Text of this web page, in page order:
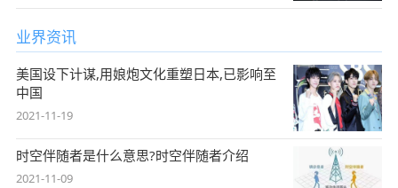
业界资讯
美国设下计谋,用娘炮文化重塑日本,已影响至
中国
2021-11-19
时空伴随者是什么意思?时空伴随者介绍
2021-11-09